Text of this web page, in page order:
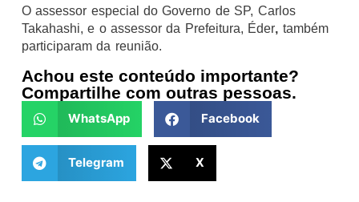
O assessor especial do Governo de SP, Carlos
Takahashi, e o assessor da Prefeitura, Éder, também
participaram da reunião.
Achou este conteúdo importante?
Compartilhe com outras pessoas.
WhatsApp Facebook
Telegram X